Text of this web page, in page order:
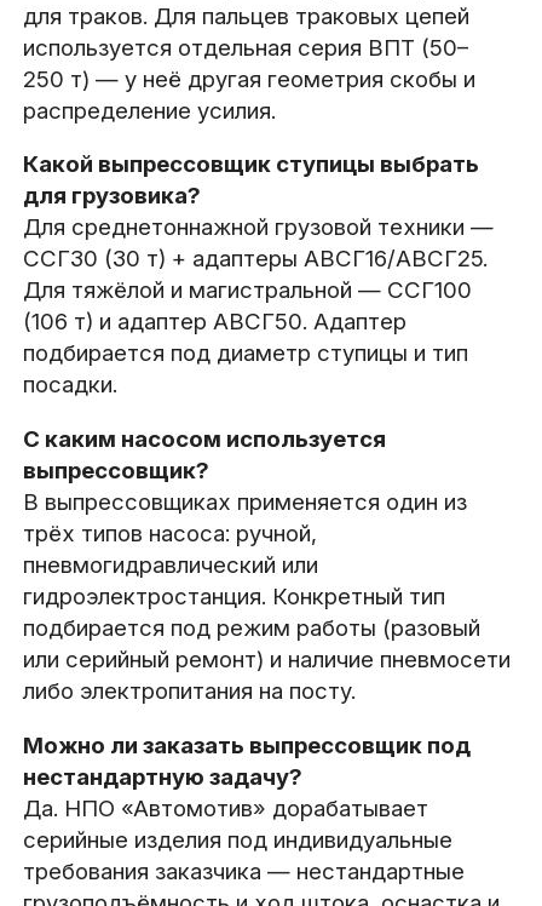
для траков. Для пальцев траковых цепей
используется отдельная серия ВПТ (50–
250 т) — у неё другая геометрия скобы и
распределение усилия.
Какой выпрессовщик ступицы выбрать
для грузовика?
Для среднетоннажной грузовой техники —
ССГ30 (30 т) + адаптеры АВСГ16/АВСГ25.
Для тяжёлой и магистральной — ССГ100
(106 т) и адаптер АВСГ50. Адаптер
подбирается под диаметр ступицы и тип
посадки.
С каким насосом используется
выпрессовщик?
В выпрессовщиках применяется один из
трёх типов насоса: ручной,
пневмогидравлический или
гидроэлектростанция. Конкретный тип
подбирается под режим работы (разовый
или серийный ремонт) и наличие пневмосети
либо электропитания на посту.
Можно ли заказать выпрессовщик под
нестандартную задачу?
Да. НПО «Автомотив» дорабатывает
серийные изделия под индивидуальные
требования заказчика — нестандартные